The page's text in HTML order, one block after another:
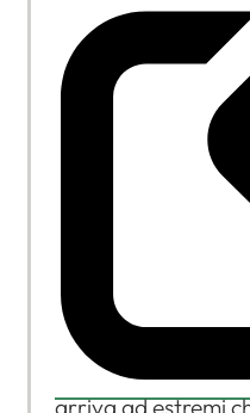
arriva ad estremi